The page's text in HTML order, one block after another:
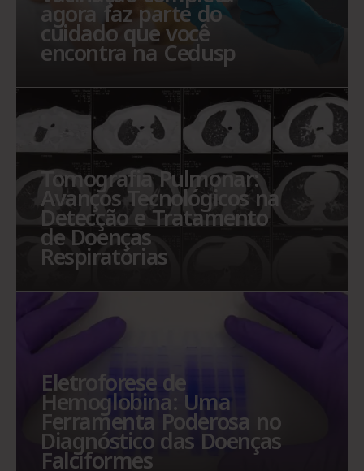
agora faz parte do
cuidado que você
encontra na Cedusp
Tomografia Pulmonar:
Avanços Tecnológicos na
Detecção e Tratamento
de Doenças
Respiratórias
Eletroforese de
Hemoglobina: Uma
Ferramenta Poderosa no
Diagnóstico das Doenças
Falciformes